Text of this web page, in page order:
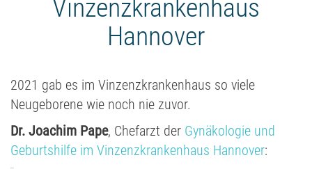
Vinzenzkrankenhaus
Hannover
2021 gab es im Vinzenzkrankenhaus so viele
Neugeborene wie noch nie zuvor.
Dr. Joachim Pape, Chefarzt der Gynäkologie und
Geburtshilfe im Vinzenzkrankenhaus Hannover: